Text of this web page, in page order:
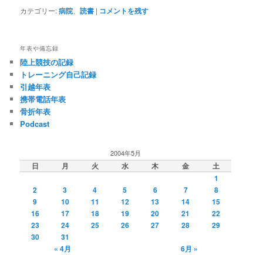
カテゴリー:病院 、読書 | コメントを残す
年表や備忘録
陸上競技の記録
トレーニング自己記録
引越年表
携帯電話年表
骨折年表
Podcast
2004年5月
日 月 火 水 木 金
土
1
2
3 4 5 6 7
8
9
10 11 12 13 14
15
16
17 18 19 20 21
22
23
24 25 26 27 28
29
30
31
« 4月
6月 »